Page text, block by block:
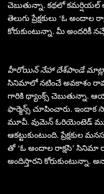
చెబుతున్నా. కథలో
తెలుగు ప్రేక్షకులు ‘ఓ
కోరుకుంటున్నా. మీ అందరికీ
హీరోయిన్ నేహా దేశ్‌పాండే
సినిమాలో నటించే అవకాశం
గారికి థ్యాంక్స్ చెబుతున్నా.
ఫార్మెన్స్ చూపించారు. ఇందాక
మూవీ. వుమెన్ ఓరియెంటెడ్
ఆకట్టుకుంటుంది.
తో ‘ఓ అందాల రాక్షసి’
అందిస్తారని కోరుకుంటున్నా.